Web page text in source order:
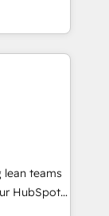
led
apps,
inbound,
HubSpot